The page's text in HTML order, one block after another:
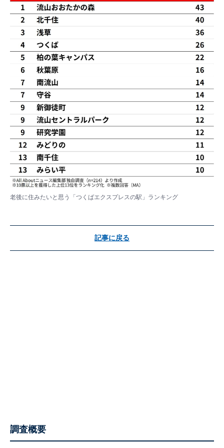
老後に住みたいと思う「つくばエクスプレスの駅」ランキング
記事に戻る
調査概要